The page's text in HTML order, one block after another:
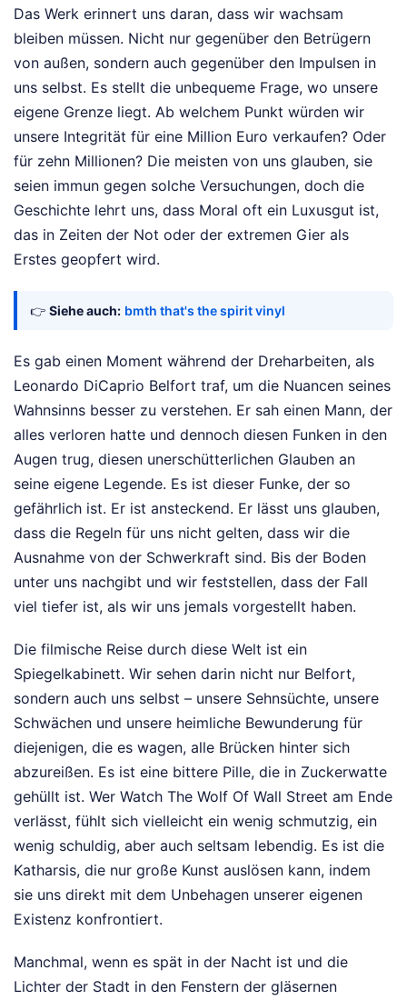
Das Werk erinnert uns daran, dass wir wachsam
bleiben müssen. Nicht nur gegenüber den Betrügern
von außen, sondern auch gegenüber den Impulsen in
uns selbst. Es stellt die unbequeme Frage, wo unsere
eigene Grenze liegt. Ab welchem Punkt würden wir
unsere Integrität für eine Million Euro verkaufen? Oder
für zehn Millionen? Die meisten von uns glauben, sie
seien immun gegen solche Versuchungen, doch die
Geschichte lehrt uns, dass Moral oft ein Luxusgut ist,
das in Zeiten der Not oder der extremen Gier als
Erstes geopfert wird.
👉 Siehe auch: bmth that's the spirit vinyl
Es gab einen Moment während der Dreharbeiten, als
Leonardo DiCaprio Belfort traf, um die Nuancen seines
Wahnsinns besser zu verstehen. Er sah einen Mann, der
alles verloren hatte und dennoch diesen Funken in den
Augen trug, diesen unerschütterlichen Glauben an
seine eigene Legende. Es ist dieser Funke, der so
gefährlich ist. Er ist ansteckend. Er lässt uns glauben,
dass die Regeln für uns nicht gelten, dass wir die
Ausnahme von der Schwerkraft sind. Bis der Boden
unter uns nachgibt und wir feststellen, dass der Fall
viel tiefer ist, als wir uns jemals vorgestellt haben.
Die filmische Reise durch diese Welt ist ein
Spiegelkabinett. Wir sehen darin nicht nur Belfort,
sondern auch uns selbst – unsere Sehnsüchte, unsere
Schwächen und unsere heimliche Bewunderung für
diejenigen, die es wagen, alle Brücken hinter sich
abzureißen. Es ist eine bittere Pille, die in Zuckerwatte
gehüllt ist. Wer Watch The Wolf Of Wall Street am Ende
verlässt, fühlt sich vielleicht ein wenig schmutzig, ein
wenig schuldig, aber auch seltsam lebendig. Es ist die
Katharsis, die nur große Kunst auslösen kann, indem
sie uns direkt mit dem Unbehagen unserer eigenen
Existenz konfrontiert.
Manchmal, wenn es spät in der Nacht ist und die
Lichter der Stadt in den Fenstern der gläsernen